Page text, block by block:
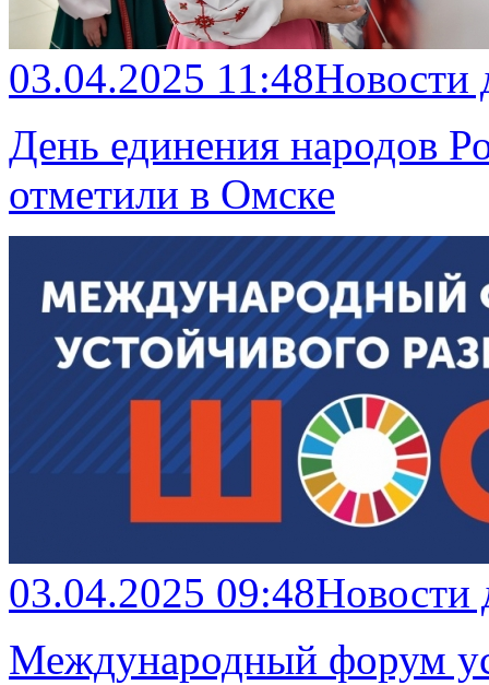
03.04.2025 11:48
День единения народов
отметили в Омске
03.04.2025 09:48
Международный форум